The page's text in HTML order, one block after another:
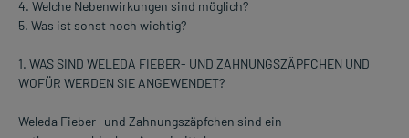
4. Welche Nebenwirkungen sind möglich?
5. Was ist sonst noch wichtig?
1. WAS SIND WELEDA FIEBER- UND ZAHNUNGSZÄPFCHEN UND
WOFÜR WERDEN SIE ANGEWENDET?
Weleda Fieber- und Zahnungszäpfchen sind ein